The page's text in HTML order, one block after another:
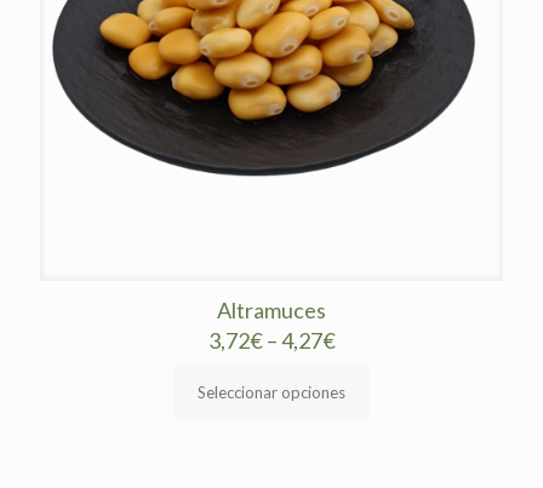
Altramuces
3,72€–4,27€
Seleccionar opciones
Este